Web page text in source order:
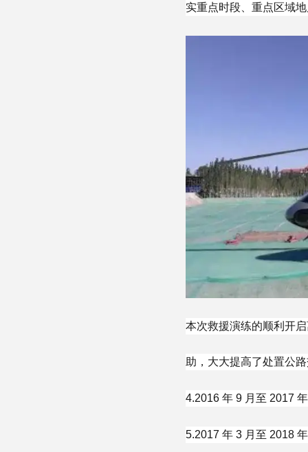
实重点时段、重点区域
本次救援演练的顺利开
助，大大提高了处置公
4.2016 年 9 月至 2017
5.2017 年 3 月至 2018